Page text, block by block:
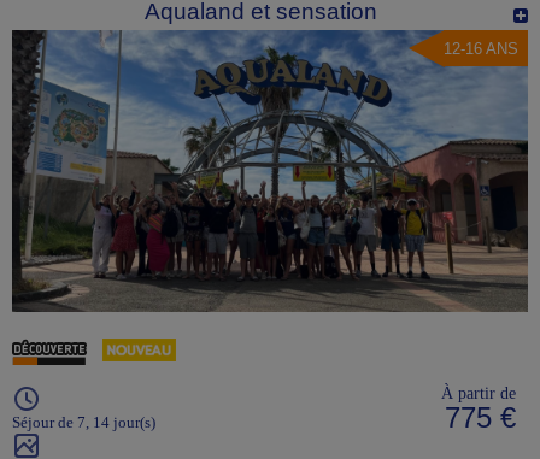
Aqualand et sensation
12-16 ANS
Séjour de 7, 14 jour(s)
À partir de
775 €